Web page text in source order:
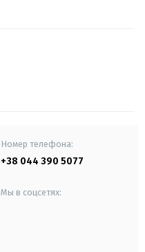
Номер телефона:
+38 044 390 5077
Мы в соцсетях: